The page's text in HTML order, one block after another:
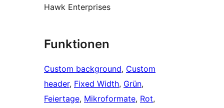
Hawk Enterprises
Funktionen
Custom background, Custom
header, Fixed Width, Grün
Feiertage, Mikroformate, Rot